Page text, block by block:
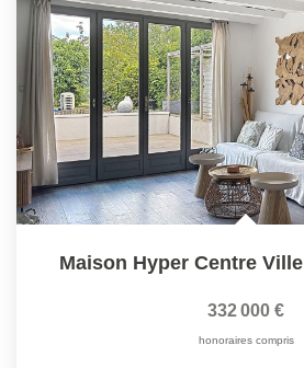
Maison Hyper Centre Ville
332 000 €
honoraires compris